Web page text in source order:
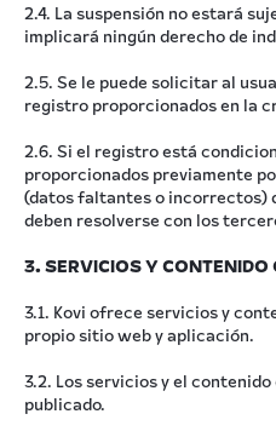
2.4. La suspensión no estará
implicará ningún derecho de
2.5. Se le puede solicitar al
registro proporcionados en la
2.6. Si el registro está
proporcionados previamente
(datos faltantes o incorrectos)
deben resolverse con los
3. SERVICIOS Y CONTENIDO
3.1. Kovi ofrece servicios y
propio sitio web y aplicación.
3.2. Los servicios y el
publicado.